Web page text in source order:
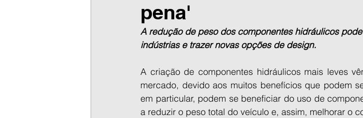
pena'
A redução de peso dos componentes hidráulicos
indústrias e trazer novas opções de design.
A criação de componentes hidráulicos mais leves
mercado, devido aos muitos benefícios que podem
em particular, podem se beneficiar do uso de
a reduzir o peso total do veículo e, assim, melhorar o